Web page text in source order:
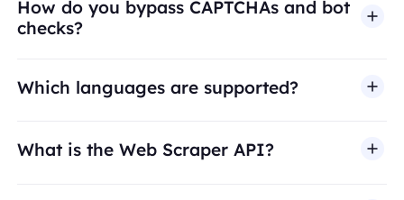
How do you bypass CAPTCHAs and bot
checks?
Which languages are supported?
What is the Web Scraper API?